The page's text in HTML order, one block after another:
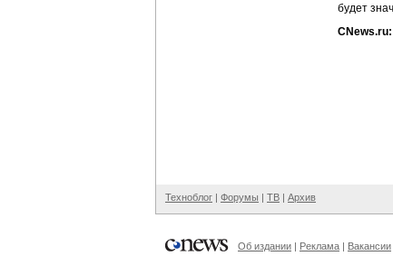
будет
Техноблог | Форумы | ТВ | Архив
Об издании | Реклама | Вакансии